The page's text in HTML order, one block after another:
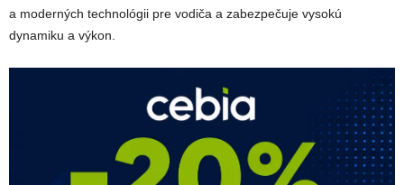
a moderných technológii pre vodiča a zabezpečuje vysokú
dynamiku a výkon.